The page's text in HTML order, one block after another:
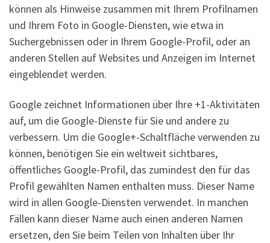
können als Hinweise zusammen mit Ihrem Profilnamen
und Ihrem Foto in Google-Diensten, wie etwa in
Suchergebnissen oder in Ihrem Google-Profil, oder an
anderen Stellen auf Websites und Anzeigen im Internet
eingeblendet werden.
Google zeichnet Informationen über Ihre +1-Aktivitäten
auf, um die Google-Dienste für Sie und andere zu
verbessern. Um die Google+-Schaltfläche verwenden zu
können, benötigen Sie ein weltweit sichtbares,
öffentliches Google-Profil, das zumindest den für das
Profil gewählten Namen enthalten muss. Dieser Name
wird in allen Google-Diensten verwendet. In manchen
Fällen kann dieser Name auch einen anderen Namen
ersetzen, den Sie beim Teilen von Inhalten über Ihr